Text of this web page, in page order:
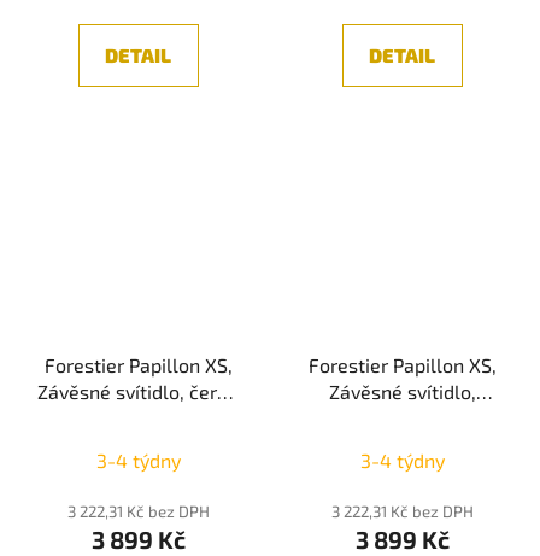
DETAIL DETAIL
Forestier Papillon XS,
Závěsné svítidlo, černá
3-4 týdny
3 222,31 Kč bez DPH
3 899 Kč
Forestier Papillon XS,
Závěsné svítidlo,
3-4 týdny
3 222,31 Kč bez DPH
3 899 Kč